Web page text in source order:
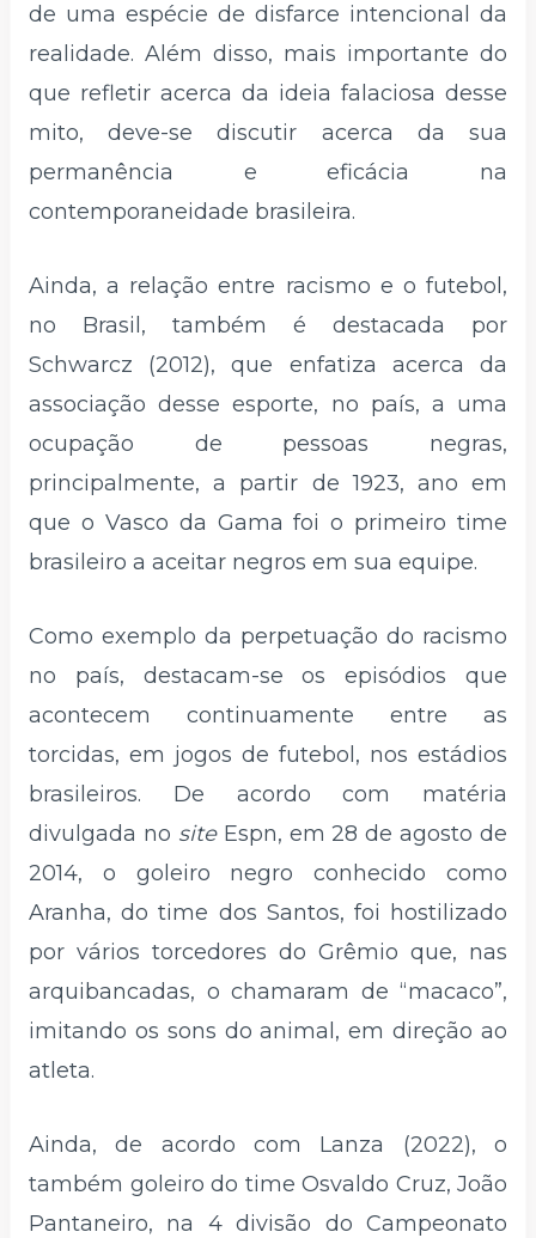
de uma espécie de disfarce intencional da
realidade. Além disso, mais importante do
que refletir acerca da ideia falaciosa desse
mito, deve-se discutir acerca da sua
permanência e eficácia na
contemporaneidade brasileira.
Ainda, a relação entre racismo e o futebol,
no Brasil, também é destacada por
Schwarcz (2012), que enfatiza acerca da
associação desse esporte, no país, a uma
ocupação de pessoas negras,
principalmente, a partir de 1923, ano em
que o Vasco da Gama foi o primeiro time
brasileiro a aceitar negros em sua equipe.
Como exemplo da perpetuação do racismo
no país, destacam-se os episódios que
acontecem continuamente entre as
torcidas, em jogos de futebol, nos estádios
brasileiros. De acordo com matéria
divulgada no site Espn, em 28 de agosto de
2014, o goleiro negro conhecido como
Aranha, do time dos Santos, foi hostilizado
por vários torcedores do Grêmio que, nas
arquibancadas, o chamaram de “macaco”,
imitando os sons do animal, em direção ao
atleta.
Ainda, de acordo com Lanza (2022), o
também goleiro do time Osvaldo Cruz, João
Pantaneiro, na 4 divisão do Campeonato